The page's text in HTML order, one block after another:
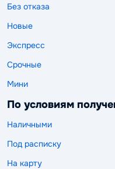
Без отказа
Новые
Экспресс
Срочные
Мини
По условиям
Наличными
Под расписку
На карту